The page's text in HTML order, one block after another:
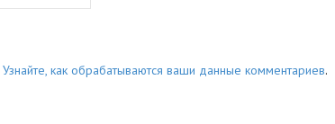
Узнайте, как обрабатываются ваши данные комментариев.